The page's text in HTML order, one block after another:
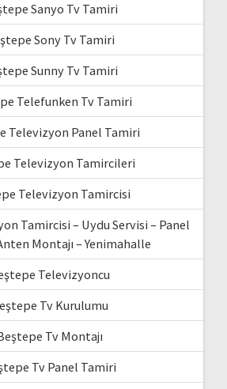
Sanyo Tv Tamiri
Sony Tv Tamiri
Sunny Tv Tamiri
Telefunken Tv Tamiri
Televizyon Panel Tamiri
Televizyon Tamircileri
Televizyon Tamircisi
Tamircisi – Uydu Servisi – Panel
Montajı – Yenimahalle
Televizyoncu
Tv Kurulumu
Tv Montajı
Tv Panel Tamiri